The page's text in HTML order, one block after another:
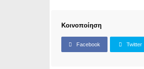
Κοινοποίηση
Facebook Twitter